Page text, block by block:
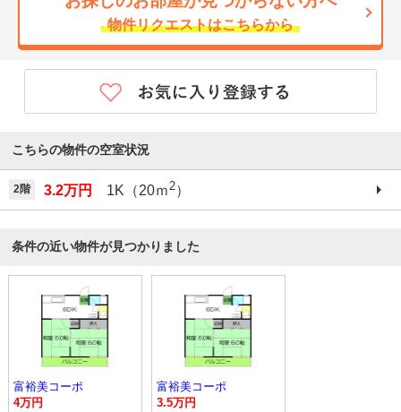
物件リクエストはこちらから
こちらの物件の空室状況
2階 3.2万円 1K（20ｍ2）
条件の近い物件が見つかりました
富裕美コーポ
4万円
富裕美コーポ
3.5万円